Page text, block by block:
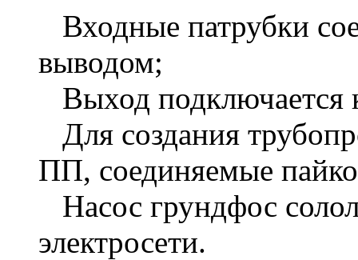
Входные патрубки
выводом;
Выход подключается
Для создания
ПП, соединяемые
Насос грундфос
электросети.